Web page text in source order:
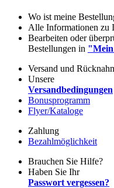
Wo ist meine
Alle Informationen zu
Bearbeiten oder
Bestellungen in
Versand und
Unsere
Versandbedingungen
Bonusprogramm
Flyer/Kataloge
Zahlung
Bezahlmöglichkeit
Brauchen Sie Hilfe?
Haben Sie Ihr
Passwort vergessen?